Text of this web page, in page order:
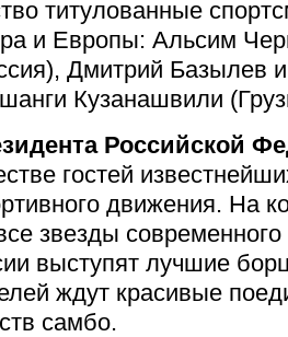
титулованные
и Европы: Альсим
Дмитрий Базылев
Кузанашвили
Российской
гостей
движения. На
звезды
выступят лучшие
ждут красивые
самбо.